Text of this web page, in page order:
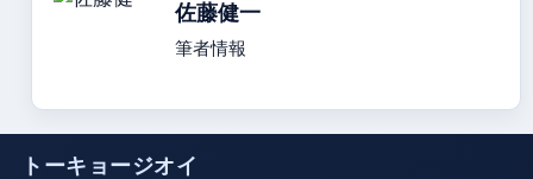
佐藤健一
筆者情報
トーキョージオイ